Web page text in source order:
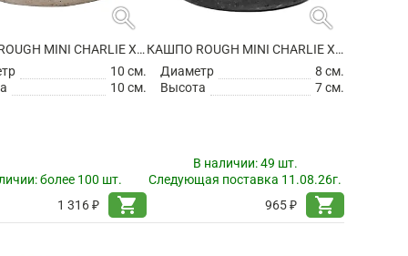
search
КАШПО ROUGH MINI CHARLIE XXS GREY WASHED
10 см.
10 см.
более 100 шт.
1 316 ₽
shopping_cart
search
КАШПО ROUGH MINI CHARLIE XXXS BLACK WASHED
Диаметр
8 см.
Высота
7 см.
В наличии:49 шт.
Следующая поставка 11.08.26г.
965 ₽
shopping_cart